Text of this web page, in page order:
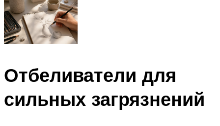
Отбеливатели для
сильных загрязнений